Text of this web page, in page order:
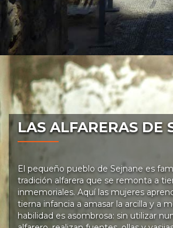
LAS ALFARERAS DE
El pequeño pueblo de Sejnane es
tradición alfarera que se remonta a
inmemoriales. Aquí las mujeres
tierna infancia a amasar la arcilla y a
habilidad es asombrosa: sin utilizar